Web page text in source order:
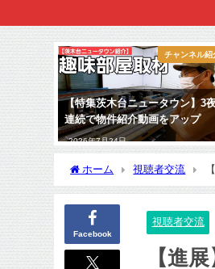
チャンネル紹
【特集茨木台ニュータウン】3
連続で物件紹介動画をアップ
2026年7月24日
ホーム 視聴者交流
Facebook
視聴者交流
【進